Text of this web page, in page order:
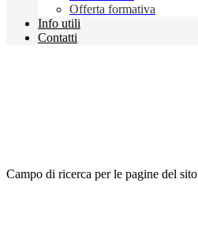
Offerta formativa
Info utili
Contatti
Campo di ricerca per le pagine del sito